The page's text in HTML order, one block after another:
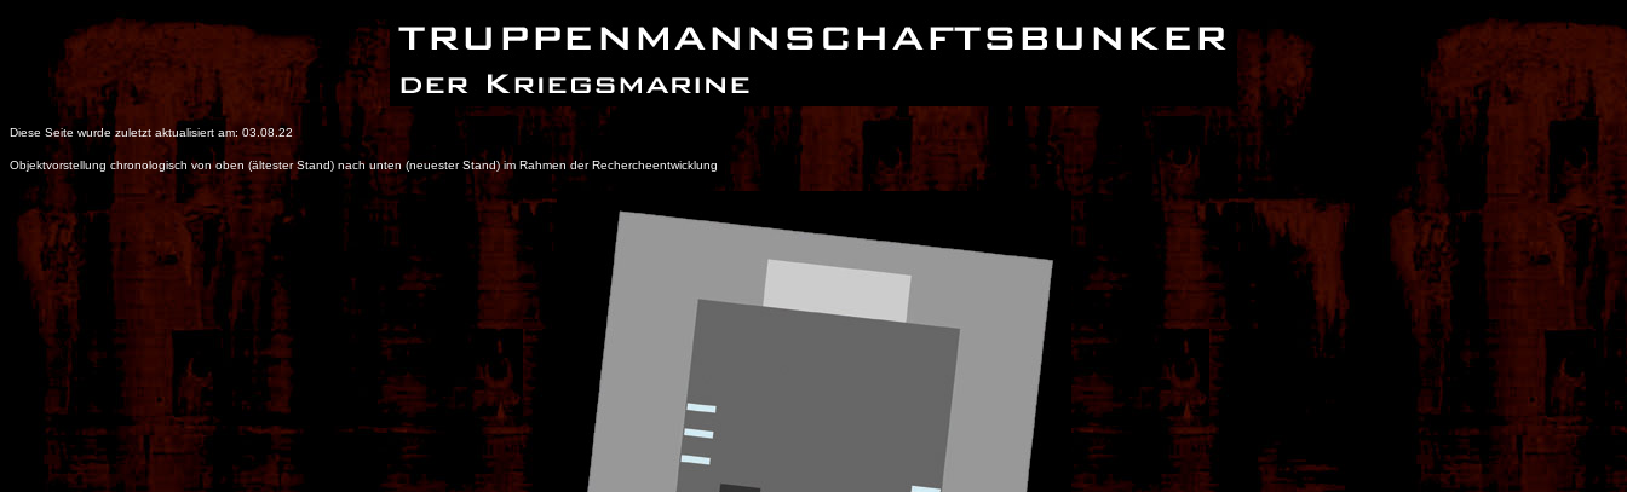
Diese Seite wurde zuletzt aktualisiert am: 03.08.22
Objektvorstellung chronologisch von oben (ältester Stand) nach unten (neuester Stand) im Rahmen der Rechercheentwicklung